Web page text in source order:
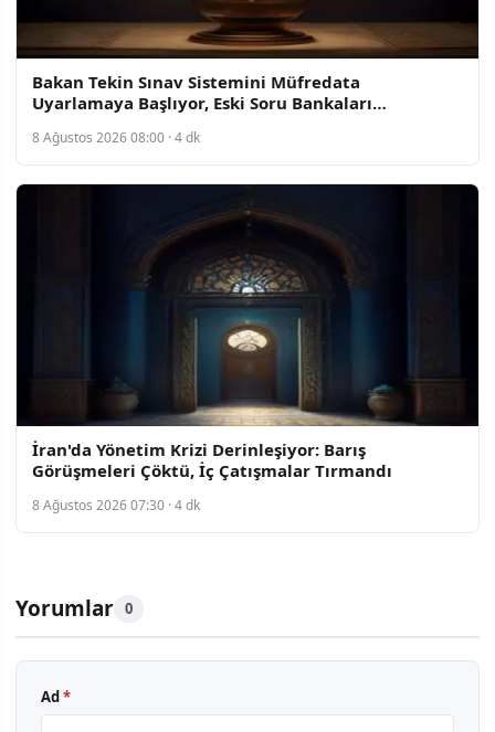
Bakan Tekin Sınav Sistemini Müfredata
Uyarlamaya Başlıyor, Eski Soru Bankaları
8 Ağustos 2026 08:00 · 4 dk
İran'da Yönetim Krizi Derinleşiyor: Barış
Görüşmeleri Çöktü, İç Çatışmalar Tırmandı
8 Ağustos 2026 07:30 · 4 dk
Yorumlar 0
Ad*